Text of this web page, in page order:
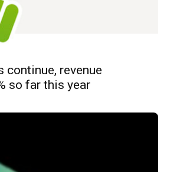
continue, revenue
so far this year